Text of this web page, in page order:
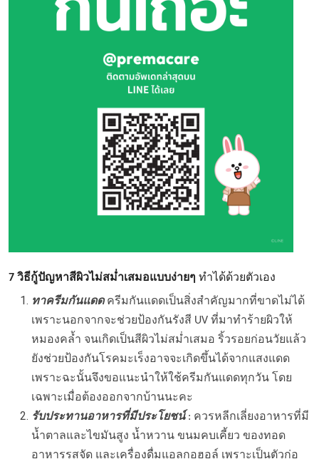
7 วิธีกู้ปัญหาสีผิวไม่สม่ำเสมอแบบง่ายๆ ทำได้ด้วยตัวเอง
ทาครีมกันแดดครีมกันแดดเป็นสิ่งสำคัญมากที่ขาดไม่ได้
เพราะนอกจากจะช่วยป้องกันรังสี UV ที่มาทำร้ายผิวให้
หมองคล้ำ จนเกิดเป็นสีผิวไม่สม่ำเสมอ ริ้วรอยก่อนวัยแล้ว
ยังช่วยป้องกันโรคมะเร็งอาจจะเกิดขึ้นได้จากแสงแดด
เพราะฉะนั้นจึงขอแนะนำให้ใช้ครีมกันแดดทุกวัน โดย
เฉพาะเมื่อต้องออกจากบ้านนะคะ
รับประทานอาหารที่มีประโยชน์: ควรหลีกเลี่ยงอาหารที่มี
น้ำตาลและไขมันสูง น้ำหวาน ขนมคบเคี้ยว ของทอด
อาหารรสจัด และเครื่องดื่มแอลกอฮอล์ เพราะเป็นตัวก่อ